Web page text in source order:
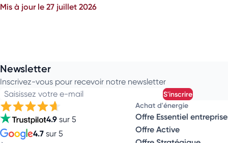
Mis à jour le 27 juillet 2026
Newsletter
Inscrivez-vous pour recevoir notre newsletter
Saisissez votre e-mail
s'inscrire
4.9 sur 5
4.7 sur 5
Achat d'énergie
Offre Essentiel
Offre Active